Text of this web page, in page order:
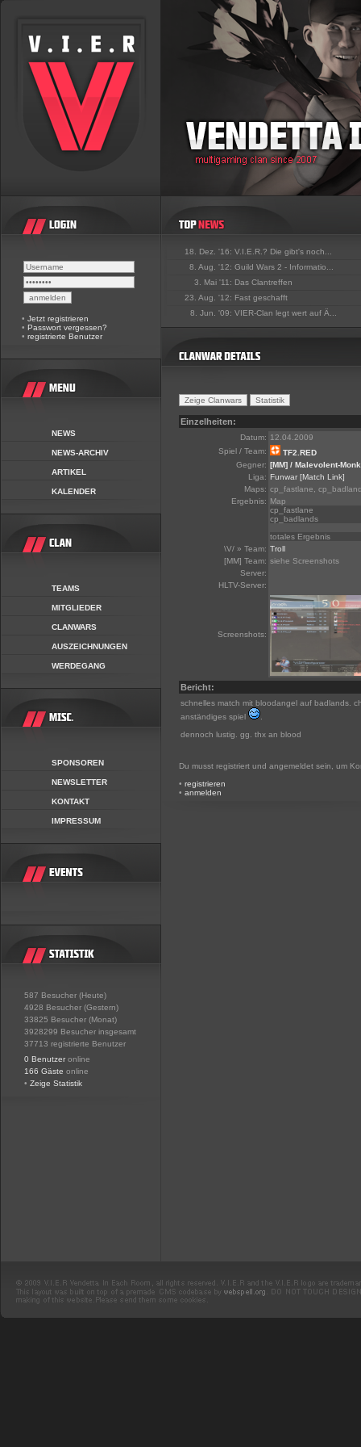
• Jetzt registrieren
• Passwort vergessen?
• registrierte Benutzer
NEWS
NEWS-ARCHIV
ARTIKEL
KALENDER
TEAMS
MITGLIEDER
CLANWARS
AUSZEICHNUNGEN
WERDEGANG
SPONSOREN
NEWSLETTER
KONTAKT
IMPRESSUM
587 Besucher (Heute)
4928 Besucher (Gestern)
33825 Besucher (Monat)
3928299 Besucher insgesamt
37713 registrierte Benutzer
0 Benutzer online
166 Gäste online
• Zeige Statistik
18. Dez. '16: V.I.E.R.? Die gibt's noch...
8. Aug. '12: Guild Wars 2 - Informatio...
3. Mai '11: Das Clantreffen
23. Aug. '12: Fast geschafft
8. Jun. '09: VIER-Clan legt wert auf Ä...
Einzelheiten:
Datum: 12.04.2009
Spiel / Team:
TF2.RED
Gegner: [MM] / Malevolent-
Liga: Funwar [Match Link]
Maps: cp_fastlane,
Ergebnis: Map
cp_fastlane
cp_badlands
totales Ergebnis
\V/ » Team: Troll
[MM] Team: siehe Screenshots
Server:
HLTV-Server:
Screenshots:
Bericht:
schnelles match mit bloodangel auf badlands.
anständiges spiel
dennoch lustig. gg. thx an blood
Du musst registriert und angemeldet sein, um
• registrieren
• anmelden